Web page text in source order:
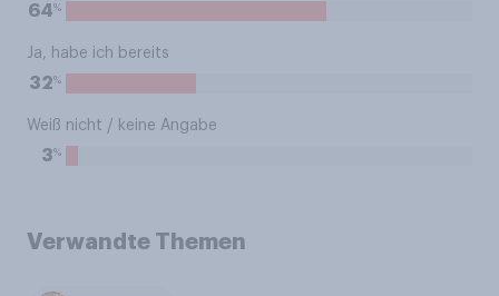
64%
Ja, habe ich bereits
32%
Weiß nicht / keine Angabe
3%
Verwandte Themen